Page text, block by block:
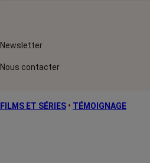
Newsletter
Nous contacter
FILMS ET SÉRIES • TÉMOIGNAGE